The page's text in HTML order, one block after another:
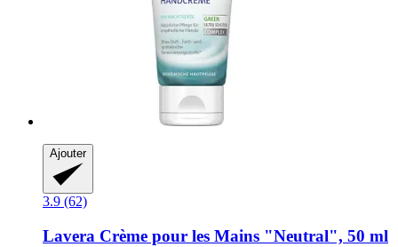
Ajouter
3.9 (62)
Lavera Crème pour les Mains "Neutral", 50 ml